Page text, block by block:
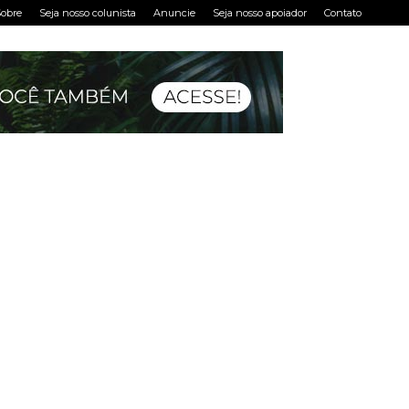
Seja nosso colunista Anuncie Seja nosso apoiador Contato